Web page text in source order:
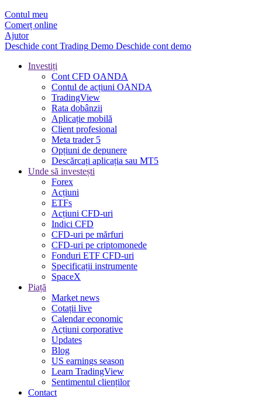
Contul meu
Comerț online
Ajutor
Deschide cont Trading Demo Deschide cont demo
Investiți
Cont CFD OANDA
Contul de acțiuni OANDA
TradingView
Rata dobânzii
Aplicație mobilă
Client profesional
Meta trader 5
Opțiuni de depunere
Descărcați aplicația sau MT5
Unde să investești
Forex
Acțiuni
ETFs
Acțiuni CFD-uri
Indici CFD
CFD-uri pe mărfuri
CFD-uri pe criptomonede
Fonduri ETF CFD-uri
Specificații instrumente
SpaceX
Piață
Market news
Cotații live
Calendar economic
Acțiuni corporative
Updates
Blog
US earnings season
Learn TradingView
Sentimentul clienților
Contact